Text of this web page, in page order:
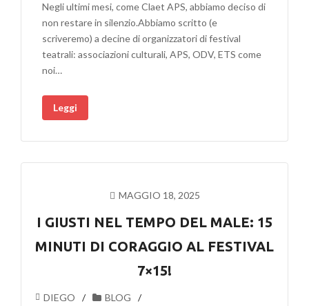
IGNORANTI
–
QUANDO
LA
CULTURA
IL
TERZO
SETTORE
Negli ultimi mesi, come Claet APS, abbiamo deciso di
non restare in silenzio.Abbiamo scritto (e
scriveremo) a decine di organizzatori di festival
teatrali: associazioni culturali, APS, ODV, ETS come
noi…
Leggi
MAGGIO 18, 2025
I GIUSTI NEL TEMPO DEL MALE: 15
MINUTI DI CORAGGIO AL FESTIVAL
7×15!
DIEGO
BLOG